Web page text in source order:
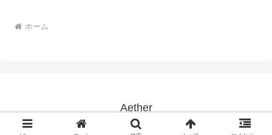
ホーム
Aether
Copyright © 2001-2026 Aether All Rights Reserved.